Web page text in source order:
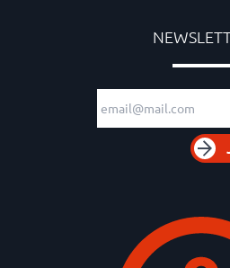
Adresse e-mail